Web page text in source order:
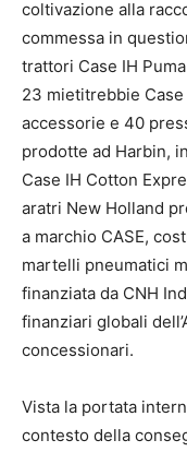
coltivazione alla
commessa in
trattori Case IH
23 mietitrebbie
accessorie e 40
prodotte ad Harbin,
Case IH Cotton
aratri New Holland
a marchio CASE,
martelli pneumatici
finanziata da CNH
finanziari globali
concessionari.
Vista la portata
contesto della